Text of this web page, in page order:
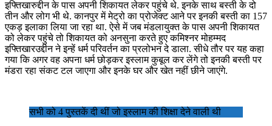
इफ्तिखारुद्दीन के पास अपनी शिकायत लेकर पहुंचे थे. इनके साथ बस्ती के दो
तीन और लोग भी थे. कानपुर में मेट्रो का प्रोजेक्ट आने पर इनकी बस्ती का 157
एकड़ इलाका लिया जा रहा था. ऐसे में जब मंडलायुक्त के पास अपनी शिकायत
को लेकर पहुंचे तो शिकायत को अनसुना करते हुए कमिश्नर मोहम्मद
इफ्तिखारउद्दीन ने इन्हें धर्म परिवर्तन का प्रलोभन दे डाला. सीधे तौर पर यह कहा
गया कि अगर वह अपना धर्म छोड़कर इस्लाम कुबूल कर लेंगे तो इनकी बस्ती पर
मंडरा रहा संकट टल जाएगा और इनके घर और खेत नहीं छीने जाएंगे.
सभी को 4 पुस्तकें दी थीं जो इस्लाम की शिक्षा देने वाली थी